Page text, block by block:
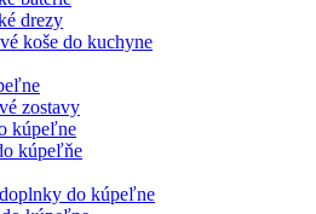
drezy
koše do kuchyne
zostavy
kúpeľne
kúpeľňe
do kúpeľne